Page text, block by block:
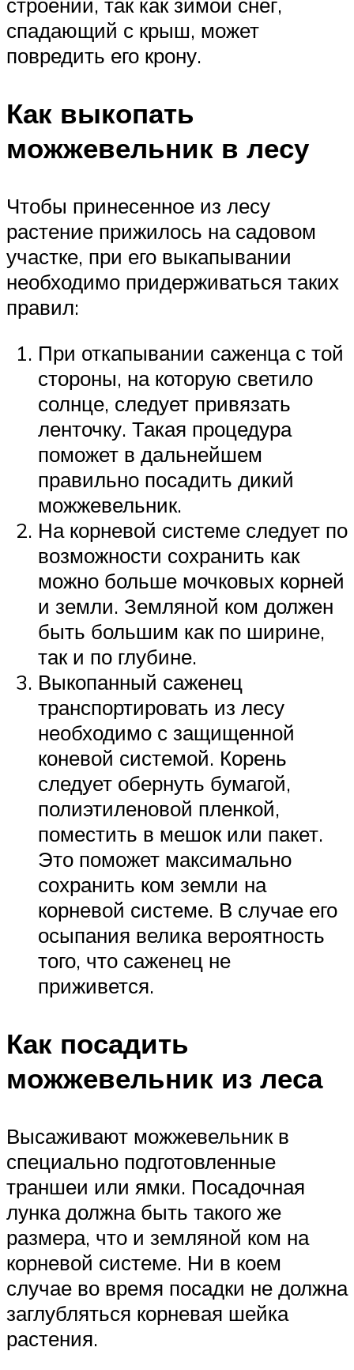
спадающий с крыш, может
повредить его крону.
Как выкопать
можжевельник в лесу
Чтобы принесенное из лесу
растение прижилось на садовом
участке, при его выкапывании
необходимо придерживаться таких
правил:
При откапывании саженца с той
стороны, на которую светило
солнце, следует привязать
ленточку. Такая процедура
поможет в дальнейшем
правильно посадить дикий
можжевельник.
На корневой системе следует по
возможности сохранить как
можно больше мочковых корней
и земли. Земляной ком должен
быть большим как по ширине,
так и по глубине.
Выкопанный саженец
транспортировать из лесу
необходимо с защищенной
коневой системой. Корень
следует обернуть бумагой,
полиэтиленовой пленкой,
поместить в мешок или пакет.
Это поможет максимально
сохранить ком земли на
корневой системе. В случае его
осыпания велика вероятность
того, что саженец не
приживется.
Как посадить
можжевельник из леса
Высаживают можжевельник в
специально подготовленные
траншеи или ямки. Посадочная
лунка должна быть такого же
размера, что и земляной ком на
корневой системе. Ни в коем
случае во время посадки не должна
заглубляться корневая шейка
растения.